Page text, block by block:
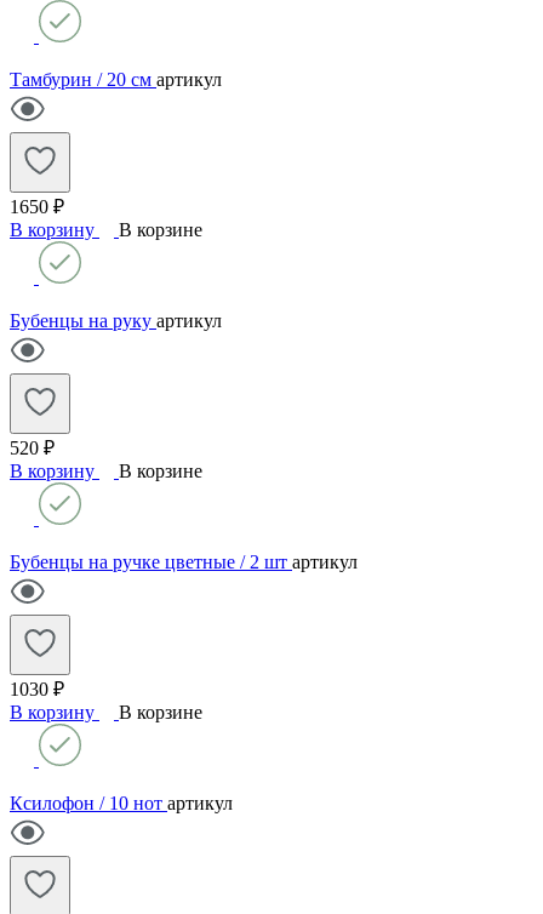
Тамбурин / 20 см артикул
1650 ₽
В корзину
В корзине
Бубенцы на руку артикул
520 ₽
В корзину
В корзине
Бубенцы на ручке цветные / 2 шт артикул
1030 ₽
В корзину
В корзине
Ксилофон / 10 нот артикул